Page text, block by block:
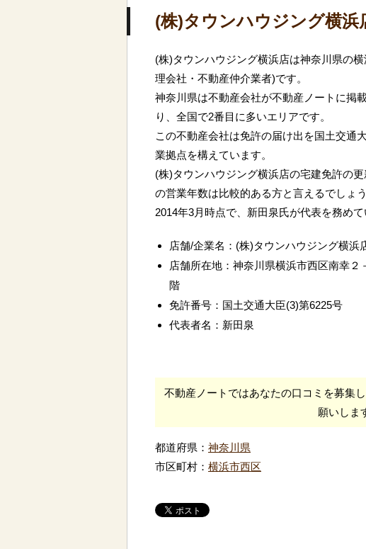
(株)タウンハウジング横浜
(株)タウンハウジング横浜店は神奈川県の
理会社・不動産仲介業者)です。
神奈川県は不動産会社が不動産ノートに掲
り、全国で2番目に多いエリアです。
この不動産会社は免許の届け出を国土交通
業拠点を構えています。
(株)タウンハウジング横浜店の宅建免許の
の営業年数は比較的ある方と言えるでしょう
2014年3月時点で、新田泉氏が代表を務めて
店舗/企業名：(株)タウンハウジング横浜
店舗所在地：神奈川県横浜市西区南幸
階
免許番号：国土交通大臣(3)第6225号
代表者名：新田泉
不動産ノートではあなたの口コミを募集し
願いしま
都道府県： 神奈川県
市区町村： 横浜市西区